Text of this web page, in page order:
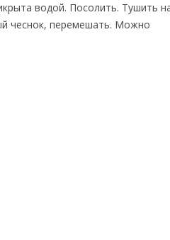
водой. Посолить. Тушить
чеснок, перемешать. Можно